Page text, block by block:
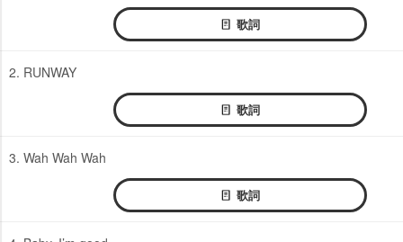
歌詞
2. RUNWAY
歌詞
3. Wah Wah Wah
歌詞